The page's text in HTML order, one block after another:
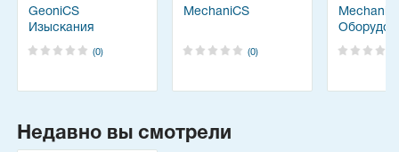
GeoniCS
Изыскания
(0)
MechaniCS
(0)
Недавно вы смотрели